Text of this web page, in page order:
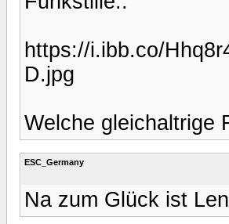
https://i.ibb.co/
D.jpg
Welche gleichaltrige
ESC_Germany
Na zum Glück ist